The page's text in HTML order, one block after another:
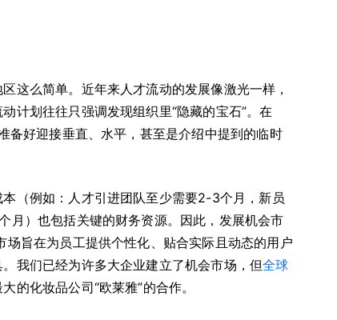
这么简单。近年来人才流动的发展像激光一样，
计划往往只强调发现组织里“隐藏的宝石”。在
好迎接垂直、水平，甚至是介绍中提到的临时
（例如：人才引进团队至少需要2-3个月，新员
月）也包括关键的财务资源。因此，发展机会市
旨在为员工提供个性化、贴合实际且动态的用户
我们已经为许多大企业建立了机会市场，但全球
的化妆品公司“欧莱雅”的合作。